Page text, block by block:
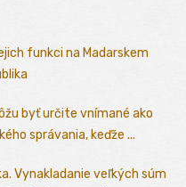
funkci na Madarskem
byť určite vnímané ako
správania, keďže ...
Vynakladanie veľkých súm